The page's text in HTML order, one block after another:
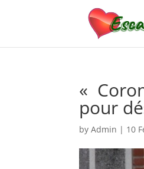
«
pour
byAdmin | 10